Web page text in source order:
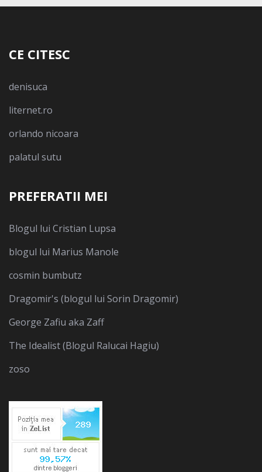
CE CITESC
denisuca
liternet.ro
orlando nicoara
palatul sutu
PREFERATII MEI
Blogul lui Cristian Lupsa
blogul lui Marius Manole
cosmin bumbutz
Dragomir's (blogul lui Sorin Dragomir)
George Zafiu aka Zaff
The Idealist (Blogul Ralucai Hagiu)
zoso